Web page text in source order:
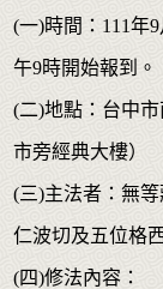
(一)時間：111年
午9時開始報到。
(二)地點：台中
市旁經典大樓）
(三)主法者：無
仁波切及五位格
(四)修法內容：